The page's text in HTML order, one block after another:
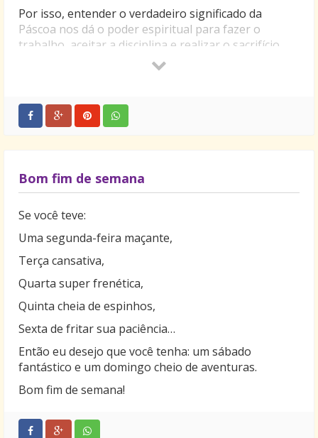
Por isso, entender o verdadeiro significado da
Páscoa nos dá o poder espiritual para fazer o
trabalho, aceitar a disciplina e realizar o sacrifício
para que um dia possamos viver num mundo
acreditando que existe um poder maior presente em
nossa vida e pronto para nos ajudar em todos os
Feliz Páscoa!
Bom fim de semana
Se você teve:
Uma segunda-feira maçante,
Terça cansativa,
Quarta super frenética,
Quinta cheia de espinhos,
Sexta de fritar sua paciência…
Então eu desejo que você tenha: um sábado
fantástico e um domingo cheio de aventuras.
Bom fim de semana!